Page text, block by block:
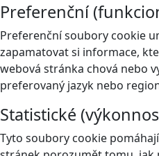
Preferenční
Preferenční soubory cookie
zapamatovat si informace,
webová stránka chová nebo
preferovaný jazyk nebo
Statistické
Tyto soubory cookie